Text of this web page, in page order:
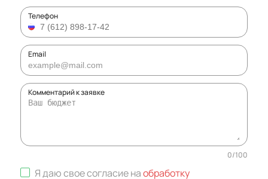
Телефон
Email
Комментарий к заявке
0/100
Я даю свое согласие наобработку